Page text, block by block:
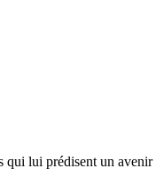
lui prédisent un